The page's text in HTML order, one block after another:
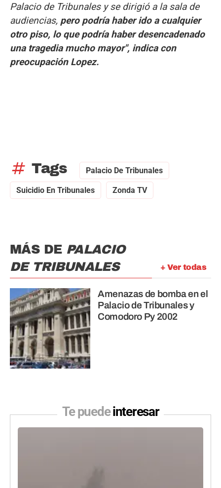
Palacio de Tribunales y se dirigió a la sala de
audiencias, pero podría haber ido a cualquier
otro piso, lo que podría haber desencadenado
una tragedia mucho mayor", indica con
preocupación Lopez.
tag Tags Palacio De Tribunales
Suicidio En Tribunales Zonda TV
+ Ver todas
MÁS DE PALACIO
DE TRIBUNALES
Amenazas de bomba en el
Palacio de Tribunales y
Comodoro Py 2002
Te puedeinteresar